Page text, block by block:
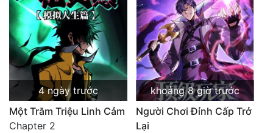
4 ngày trước
Một Trăm Triệu Linh Cảm
Chapter 2
khoảng 8 giờ trước
Người Chơi Đỉnh Cấp Trở
Lại